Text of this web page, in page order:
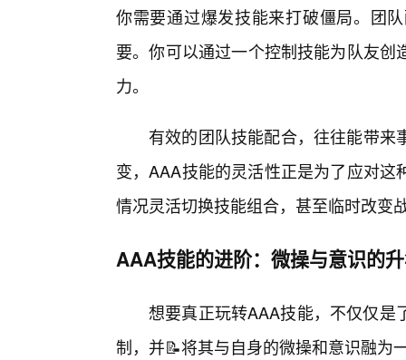
你需要通过爆发技能来打破僵局。团
要。你可以通过一个控制技能为队友
力。
有效的团队技能配合，往往能带
变，AAA技能的灵活性正是为了应对
情况灵活切换技能组合，甚至临时改变
AAA技能的进阶：微操与意识的
想要真正玩转AAA技能，不仅仅是
制，并📝将其与自身的微操和意识融为